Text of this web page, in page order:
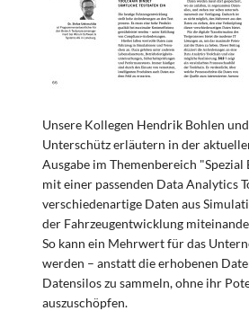
Unsere Kollegen Hendrik Bohlen
Unterschütz erläutern in der
Ausgabe im Themenbereich "Spezial
mit einer passenden Data Analytics
verschiedenartige Daten aus
der Fahrzeugentwicklung
So kann ein Mehrwert für das
werden – anstatt die erhobenen
Datensilos zu sammeln, ohne ihr
auszuschöpfen.